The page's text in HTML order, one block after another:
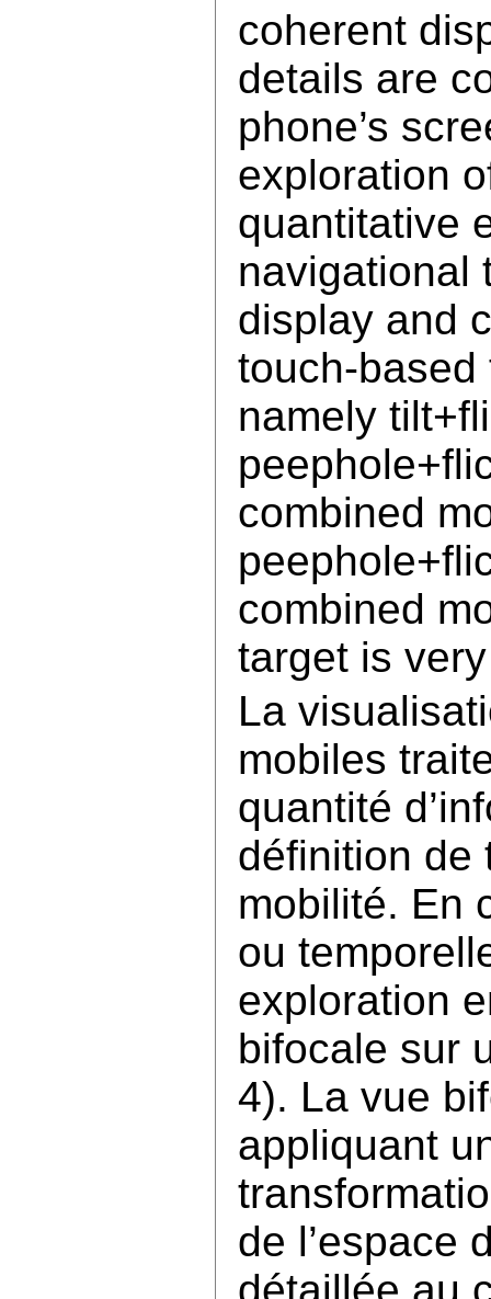
coherent
details are
phone’s
exploration
quantitative
navigational
display and
touch-
namely
combined
combined
target is
La
mobiles
quantité
définition de
mobilité. En
ou
exploration
bifocale sur
4). La vue
appliquant
de l’espace